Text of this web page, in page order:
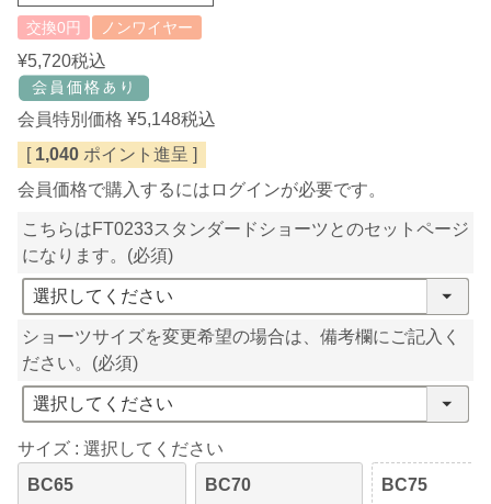
交換0円 ノンワイヤー
¥5,720税込
会員特別価格 ¥5,148税込
[ 1,040 ポイント進呈 ]
会員価格で購入するにはログインが必要です。
こちらはFT0233スタンダードショーツとのセットページ
になります。 (必須)
ショーツサイズを変更希望の場合は、備考欄にご記入く
ださい。 (必須)
サイズ
選択してください
BC65
BC70 BC75